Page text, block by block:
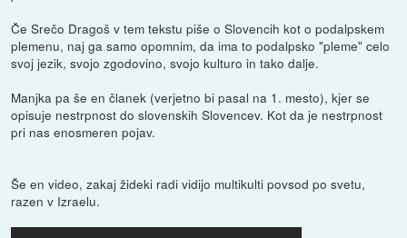
Če Srečo Dragoš v tem tekstu piše o Slovencih kot o podalpskem
plemenu, naj ga samo opomnim, da ima to podalpsko "pleme" celo
svoj jezik, svojo zgodovino, svojo kulturo in tako dalje.
Manjka pa še en članek (verjetno bi pasal na 1. mesto), kjer se
opisuje nestrpnost do slovenskih Slovencev. Kot da je nestrpnost
pri nas enosmeren pojav.
Še en video, zakaj žideki radi vidijo multikulti povsod po svetu,
razen v Izraelu.